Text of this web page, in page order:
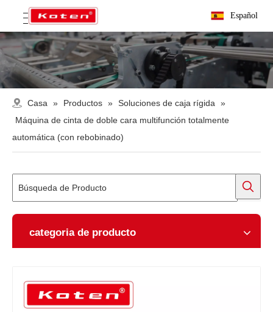
Español
Casa » Productos » Soluciones de caja rígida »
Máquina de cinta de doble cara multifunción totalmente
automática (con rebobinado)
categoria de producto